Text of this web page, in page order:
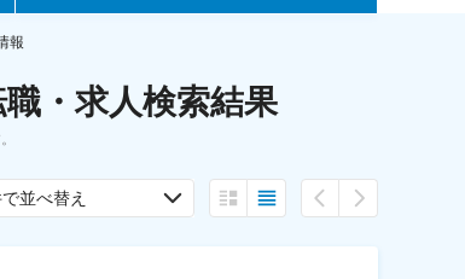
転職フェア
報
・求人検索結果
並べ替え